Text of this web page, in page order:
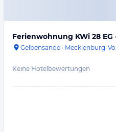
Ferienwohnung KWi 28
Gelbensande · Mecklenburg-
Keine Hotelbewertungen